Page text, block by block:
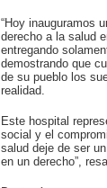
“Hoy inauguramos
derecho a la salud
entregando
demostrando que
de su pueblo los
realidad.
Este hospital
social y el
salud deje de ser
en un derecho”,